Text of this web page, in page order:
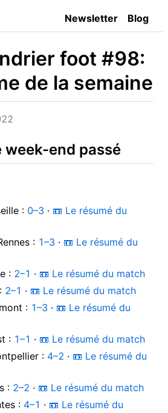
Newsletter Blog
foot #98:
de la semaine
week-end passé
: 0–3 · 📼 Le résumé du
: 1–3 · 📼 Le résumé du
: 2–1 · 📼 Le résumé du match
2–1 · 📼 Le résumé du match
: 1–3 · 📼 Le résumé du
: 1–1 · 📼 Le résumé du match
: 4–2 · 📼 Le résumé du
: 2–2 · 📼 Le résumé du match
: 4–1 · 📼 Le résumé du